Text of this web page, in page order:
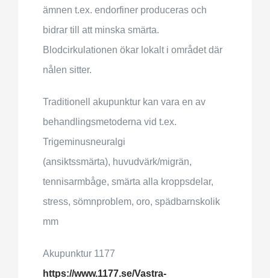
ämnen t.ex. endorfiner produceras och
bidrar till att minska smärta.
Blodcirkulationen ökar lokalt i området där
nålen sitter.
Traditionell akupunktur kan vara en av
behandlingsmetoderna vid t.ex.
Trigeminusneuralgi
(ansiktssmärta), huvudvärk/migrän,
tennisarmbåge, smärta alla kroppsdelar,
stress, sömnproblem, oro, spädbarnskolik
mm
Akupunktur 1177
https://www.1177.se/Vastra-